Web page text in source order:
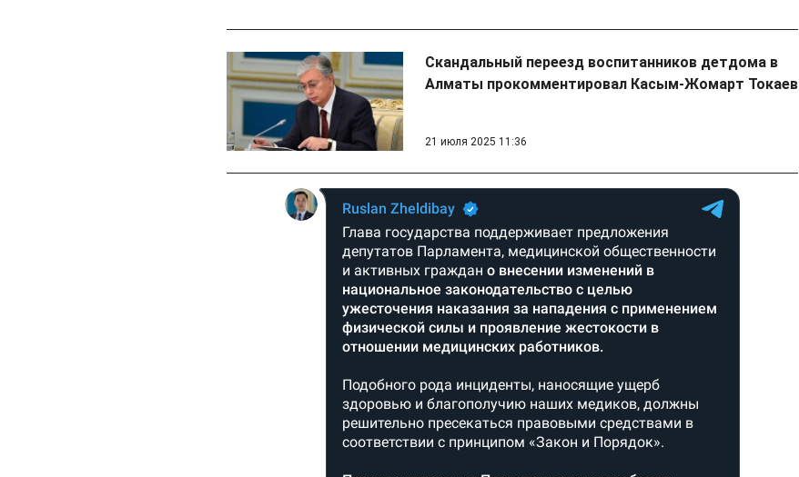
Скандальный переезд воспитанников детдома в
Алматы прокомментировал Касым-Жомарт Токаев
21 июля 2025 11:36